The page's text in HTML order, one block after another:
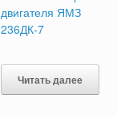
двигателя ЯМЗ
236ДК-7
Читать далее